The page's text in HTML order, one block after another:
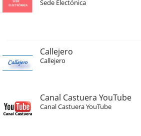
Sede Electónica
Callejero
Callejero
Canal Castuera YouTube
Canal Castuera YouTube